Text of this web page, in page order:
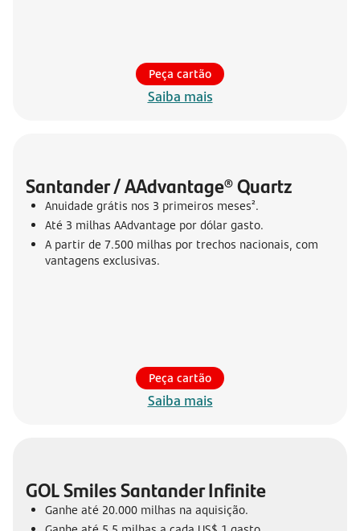
Peça cartão
Saiba mais
Santander / AAdvantage® Quartz
Anuidade grátis nos 3 primeiros meses².
Até 3 milhas AAdvantage por dólar gasto.
A partir de 7.500 milhas por trechos nacionais, com
vantagens exclusivas.
Peça cartão
Saiba mais
GOL Smiles Santander Infinite
Ganhe até 20.000 milhas na aquisição.